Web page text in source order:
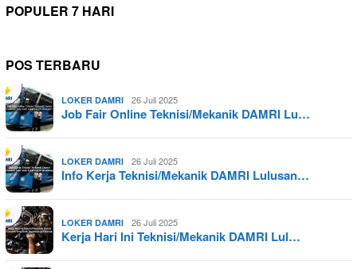
POPULER 7 HARI
POS TERBARU
LOKER DAMRI 26 Juli 2025
Job Fair Online Teknisi/Mekanik DAMRI Lu…
LOKER DAMRI 26 Juli 2025
Info Kerja Teknisi/Mekanik DAMRI Lulusan…
LOKER DAMRI 26 Juli 2025
Kerja Hari Ini Teknisi/Mekanik DAMRI Lul…